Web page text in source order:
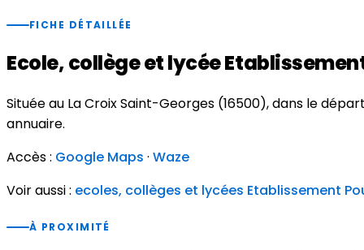
FICHE DÉTAILLÉE
Ecole, collège et lycée
Située au La Croix Saint-Georges (16500), dans le
annuaire.
Accès : Google Maps · Waze
Voir aussi : ecoles, collèges et lycées Etablissement
À PROXIMITÉ